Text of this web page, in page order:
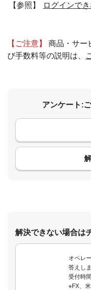
【参照】 ログインで
【ご注意】 商品・サー
び手数料等の説明は、
アンケート:
解決できない場合は
オペレ
答えしま
受付時
※FX、